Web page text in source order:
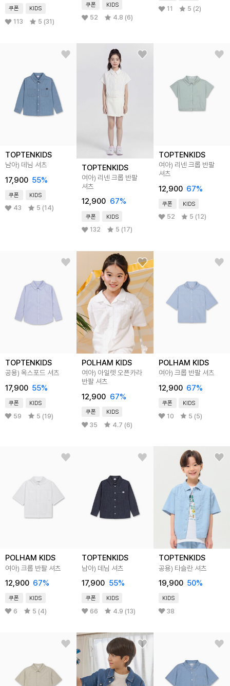
쿠폰 KIDS
113 5 (31)
쿠폰 KIDS
52 4.8 (6)
11 5 (2)
TOPTENKIDS
남아) 데님 셔츠
17,900 55%
쿠폰 KIDS
43 5 (14)
TOPTENKIDS
여아) 리넨 크롭 반팔
셔츠
12,900 67%
쿠폰 KIDS
132 5 (17)
TOPTENKIDS
여아) 리넨 크롭 반팔
셔츠
12,900 67%
쿠폰 KIDS
52 5 (12)
TOPTENKIDS
공용) 옥스포드 셔츠
17,900 55%
쿠폰 KIDS
59 5 (19)
POLHAM KIDS
여아) 아일렛 오픈카라
반팔 셔츠
12,900 67%
쿠폰 KIDS
35 4.7 (6)
POLHAM KIDS
여아) 크롭 반팔 셔츠
12,900 67%
쿠폰 KIDS
10 5 (5)
POLHAM KIDS
여아) 크롭 반팔 셔츠
12,900 67%
쿠폰 KIDS
6 5 (4)
TOPTENKIDS
남아) 데님 셔츠
17,900 55%
쿠폰 KIDS
66 4.9 (13)
TOPTENKIDS
공용) 타슬란 셔츠
19,900 50%
KIDS
38